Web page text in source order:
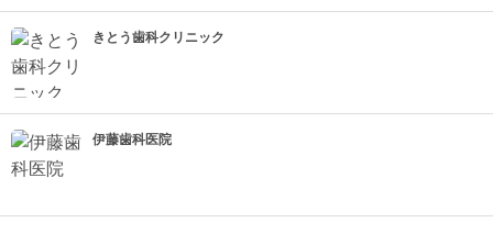
きとう歯科クリニック
伊藤歯科医院